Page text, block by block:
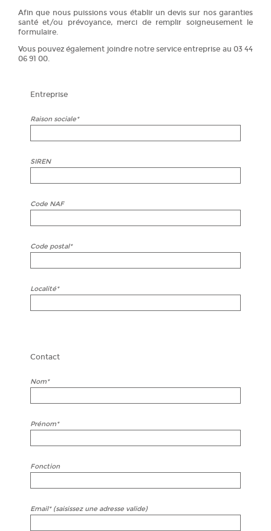
Afin que nous puissions vous établir un devis sur nos garanties
santé et/ou prévoyance, merci de remplir soigneusement le
formulaire.
Vous pouvez également joindre notre service entreprise au 03 44
06 91 00.
Entreprise
Raison sociale*
SIREN
Code NAF
Code postal*
Localité*
Contact
Nom*
Prénom*
Fonction
Email* (saisissez une adresse valide)